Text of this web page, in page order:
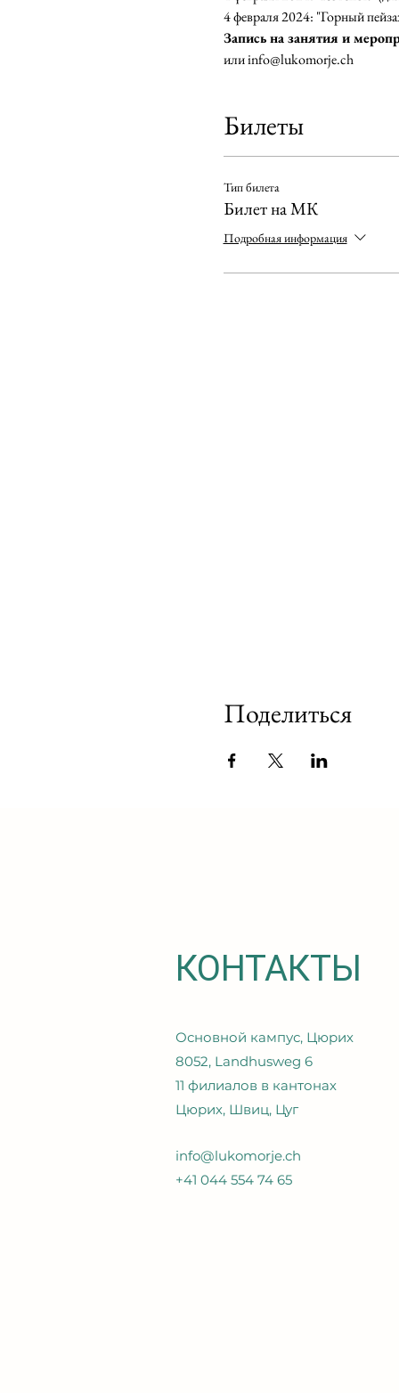
4 февраля 2024: "Горный
Запись на занятия и
или info@lukomorje.ch
Билеты
Тип билета
Билет на МК
Подробная информация
Поделиться
КОНТАКТЫ
Основной кампус, Цюрих
8052, Landhusweg 6
11 филиалов в кантонах
Цюрих, Швиц, Цуг
info@lukomorje.ch
+41 044 554 74 65